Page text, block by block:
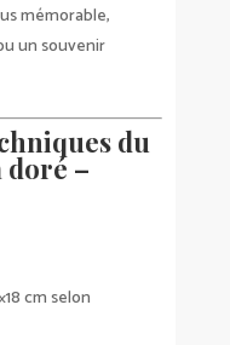
mémorable,
un souvenir
du
doré –
cm selon